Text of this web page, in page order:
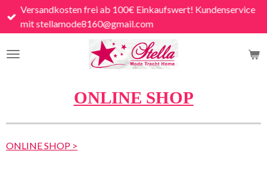
Zum
Hauptinhalt
Versandkosten frei ab 100€ Einkaufswert! Kundenservice
mit stellamode8160@gmail.com
ONLINE SHOP
ONLINE SHOP >